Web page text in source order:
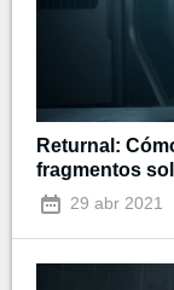
Returnal:
fragmentos
29 abr 2021